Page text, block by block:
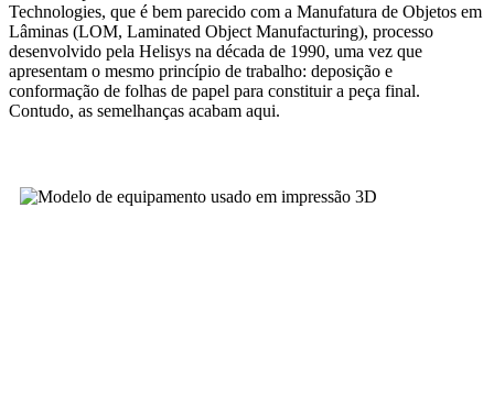
Technologies, que é bem parecido com a Manufatura de Objetos em
Lâminas (LOM, Laminated Object Manufacturing), processo
desenvolvido pela Helisys na década de 1990, uma vez que
apresentam o mesmo princípio de trabalho: deposição e
conformação de folhas de papel para constituir a peça final.
Contudo, as semelhanças acabam aqui.